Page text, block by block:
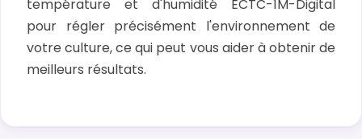
température et d'humidité ECTC-1M-Digital
pour régler précisément l'environnement de
votre culture, ce qui peut vous aider à obtenir de
meilleurs résultats.